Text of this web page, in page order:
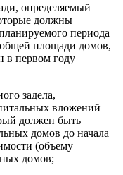
определяемый
должны
периода
площади домов,
в первом году
задела,
вложений
должен быть
домов до начала
(объему
домов;